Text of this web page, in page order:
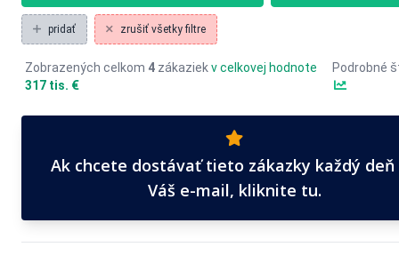
pridať zrušiť všetky filtre
Zobrazených celkom 4 zákaziekv celkovej hodnote
317 tis. €
Podrobné
Ak chcete dostávať tieto zákazky každý deň
Váš e-mail, kliknite tu.